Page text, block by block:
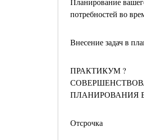
потребностей во
Внесение задач в
ПРАКТИКУМ ?
ПЛАНИРОВАНИЯ
Отсрочка